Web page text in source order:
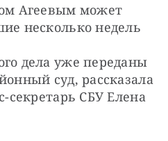
Агеевым может
несколько недель
дела уже переданы
суд, рассказала
секретарь СБУ Елена